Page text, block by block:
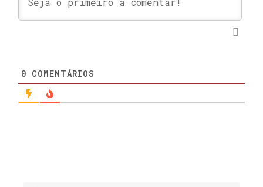
0 COMENTÁRIOS